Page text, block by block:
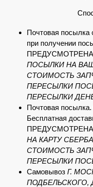
Почтовая
при получении
ПРЕДУСМОТРЕНА
ПОСЫЛКИ НА
СТОИМОСТЬ
ПЕРЕСЫЛКИ
ПЕРЕСЫЛКИ
Почтовая
Бесплатная
ПРЕДУСМОТРЕНА
НА КАРТУ
СТОИМОСТЬ
ПЕРЕСЫЛКИ
Самовывоз Г.
ПОДБЕЛЬСКОГО,